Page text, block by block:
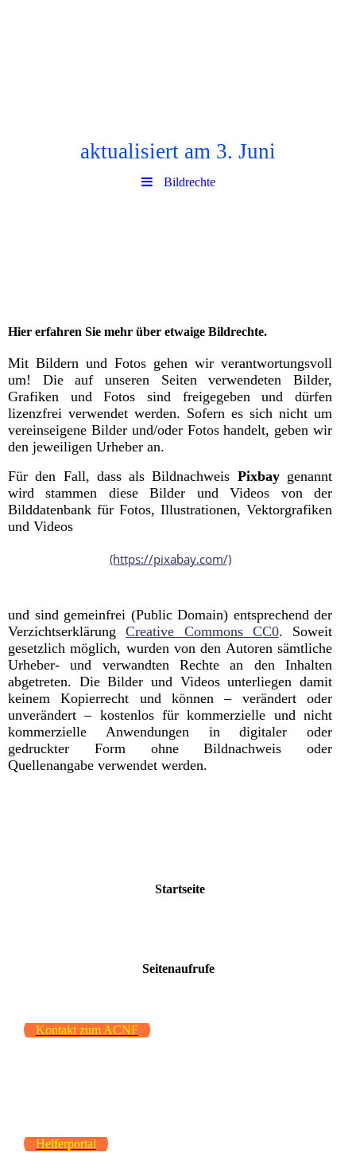
aktualisiert am 3. Juni
Bildrechte
Hier erfahren Sie mehr über etwaige Bildrechte.
Mit Bildern und Fotos gehen wir verantwortungsvoll
um! Die auf unseren Seiten verwendeten Bilder,
Grafiken und Fotos sind freigegeben und dürfen
lizenzfrei verwendet werden. Sofern es sich nicht um
vereinseigene Bilder und/oder Fotos handelt, geben wir
den jeweiligen Urheber an.
Für den Fall, dass als Bildnachweis Pixbaygenannt
wird stammen diese Bilder und Videos von der
Bilddatenbank für Fotos, Illustrationen, Vektorgrafiken
und Videos
(https://pixabay.com/)
und sind gemeinfrei (Public Domain) entsprechend der
VerzichtserklärungCreative Commons CC0. Soweit
gesetzlich möglich, wurden von den Autoren sämtliche
Urheber- und verwandten Rechte an den Inhalten
abgetreten. Die Bilder und Videos unterliegen damit
keinem Kopierrecht und können – verändert oder
unverändert – kostenlos für kommerzielle und nicht
kommerzielle Anwendungen in digitaler oder
gedruckter Form ohne Bildnachweis oder
Quellenangabe verwendet werden.
Startseite
Seitenaufrufe
Kontakt zum ACNF
Helferportal